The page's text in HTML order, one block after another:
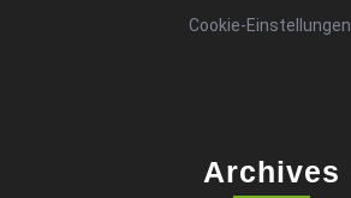
Cookie-Einstellungen
Archives